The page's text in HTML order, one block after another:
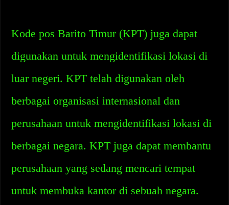
Kode pos Barito Timur (KPT) juga dapat
digunakan untuk mengidentifikasi lokasi di
luar negeri. KPT telah digunakan oleh
berbagai organisasi internasional dan
perusahaan untuk mengidentifikasi lokasi di
berbagai negara. KPT juga dapat membantu
perusahaan yang sedang mencari tempat
untuk membuka kantor di sebuah negara.